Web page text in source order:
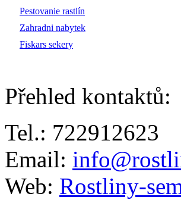
Pestovanie rastlín
Zahradni nabytek
Fiskars sekery
Přehled kontaktů:
Tel.: 722912623
Email:
Web: Rostliny-